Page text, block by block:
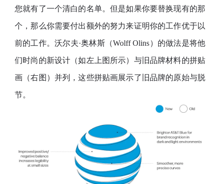
您就有了一个清白的名单。但是如果你要替换现有的那
个，那么你需要付出额外的努力来证明你的工作优于以
前的工作。沃尔夫·奥林斯（Wolff Olins）的做法是将他
们时尚的新设计（如左上图所示）与旧品牌材料的拼贴
画（右图）并列，这些拼贴画展示了旧品牌的原始与脱
节。